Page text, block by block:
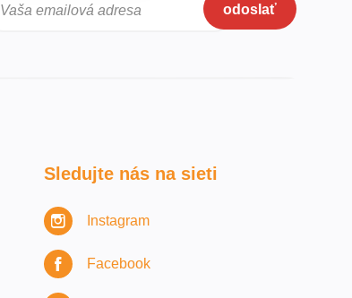
Vaša emailová adresa odoslať
Sledujte nás na sieti
Instagram
Facebook